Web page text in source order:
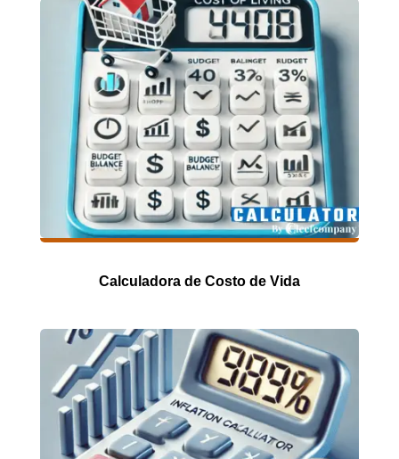
Calculadora de Costo de Vida